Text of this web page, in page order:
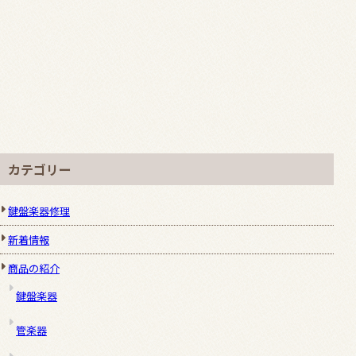
カテゴリー
鍵盤楽器修理
新着情報
商品の紹介
鍵盤楽器
管楽器